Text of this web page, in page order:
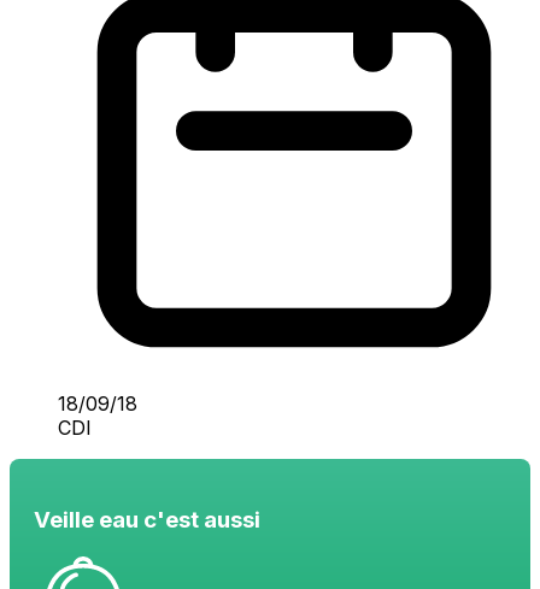
18/09/18
CDI
Veille eau c'est aussi